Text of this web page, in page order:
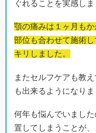
ぐれることを実感しま
顎の痛みは１ヶ月も
部位も合わせて施術
キリしました。
またセルフケアも教
も出来るようになりま
何年も悩んでいまし
置してしまうことが